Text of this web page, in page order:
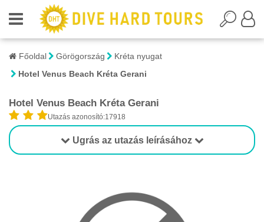
Főoldal Görögország
Kréta nyugat
Hotel Venus Beach Kréta Gerani
Hotel Venus Beach Kréta Gerani
Utazás azonosító:17918
Ugrás az utazás leírásához